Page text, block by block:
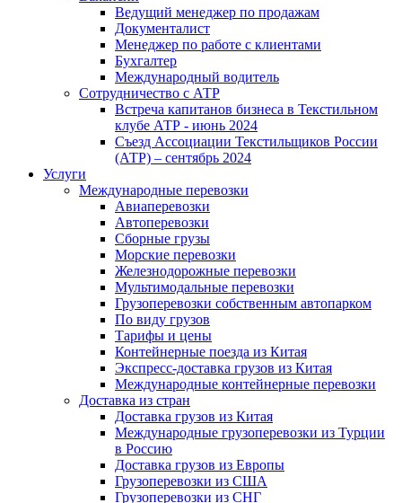
Ведущий менеджер по продажам
Документалист
Менеджер по работе с клиентами
Бухгалтер
Международный водитель
Сотрудничество с АТР
Встреча капитанов бизнеса в Текстильном
клубе АТР - июнь 2024
Съезд Ассоциации Текстильщиков России
(АТР) – сентябрь 2024
Услуги
Международные перевозки
Авиаперевозки
Автоперевозки
Сборные грузы
Морские перевозки
Железнодорожные перевозки
Мультимодальные перевозки
Грузоперевозки собственным автопарком
По виду грузов
Тарифы и цены
Контейнерные поезда из Китая
Экспресс-доставка грузов из Китая
Международные контейнерные перевозки
Доставка из стран
Доставка грузов из Китая
Международные грузоперевозки из Турции
в Россию
Доставка грузов из Европы
Грузоперевозки из США
Грузоперевозки из СНГ